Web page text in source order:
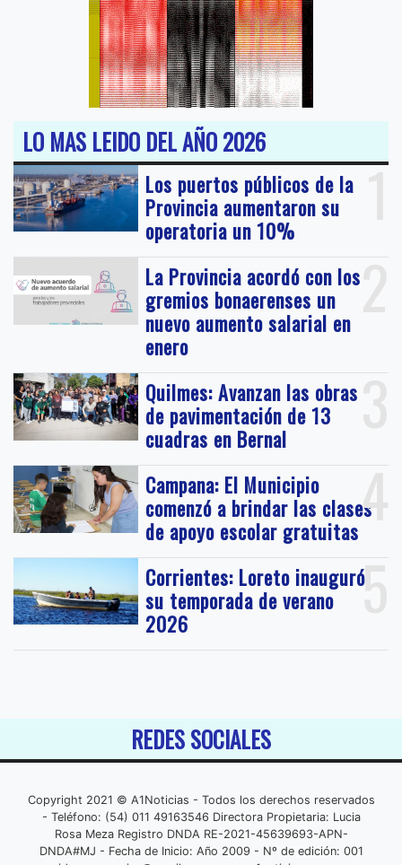
LO MAS LEIDO DEL AÑO 2026
1
Los puertos públicos de la
Provincia aumentaron su
operatoria un 10%
2
La Provincia acordó con los
gremios bonaerenses un
nuevo aumento salarial en
enero
3
Quilmes: Avanzan las obras
de pavimentación de 13
cuadras en Bernal
4
Campana: El Municipio
comenzó a brindar las clases
de apoyo escolar gratuitas
5
Corrientes: Loreto inauguró
su temporada de verano
2026
REDES SOCIALES
Copyright 2021 © A1Noticias - Todos los derechos reservados
- Teléfono: (54) 011 49163546 Directora Propietaria: Lucia
Rosa Meza Registro DNDA RE-2021-45639693-APN-
DNDA#MJ - Fecha de Inicio: Año 2009 - Nº de edición: 001